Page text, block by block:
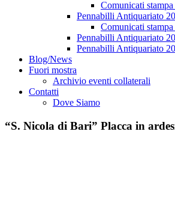
Comunicati
Pennabilli Antiquariato
Comunicati stampa
Pennabilli Antiquariato
Pennabilli Antiquariato
Blog/News
Fuori mostra
Archivio eventi collaterali
Contatti
Dove Siamo
“S. Nicola di Bari” Placca in